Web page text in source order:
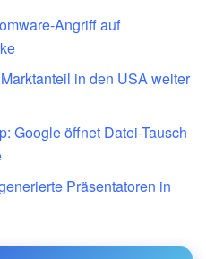
Angriff auf
in den USA weiter
Google öffnet Datei-Tausch
Präsentatoren in